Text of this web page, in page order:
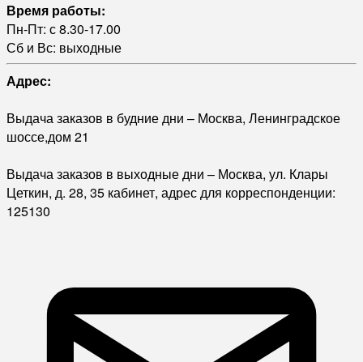
Время работы:
Пн-Пт: с 8.30-17.00
Сб и Вс: выходные
Адрес:
Выдача заказов в будние дни – Москва, Ленинградское
шоссе,дом 21
Выдача заказов в выходные дни – Москва, ул. Клары
Цеткин, д. 28, 35 кабинет, адрес для корреспонденции:
125130